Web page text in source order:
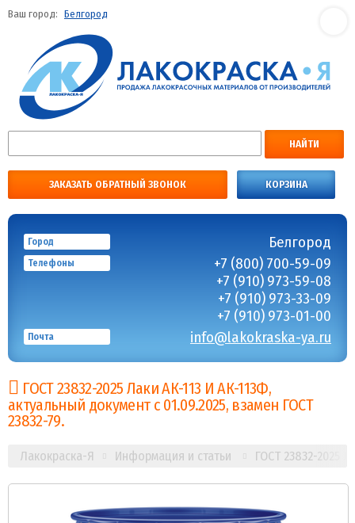
Ваш город: Белгород
НАЙТИ
ЗАКАЗАТЬ ОБРАТНЫЙ ЗВОНОК КОРЗИНА
Город Белгород
Телефоны
+7 (800) 700-59-09
+7 (910) 973-59-08
+7 (910) 973-33-09
+7 (910) 973-01-00
Почта info@lakokraska-ya.ru
ГОСТ 23832-2025 Лаки АК-113 И АК-113Ф,
актуальный документ с 01.09.2025, взамен ГОСТ
23832-79.
Лакокраска-Я Информация и статьи ГОСТ 23832-2025